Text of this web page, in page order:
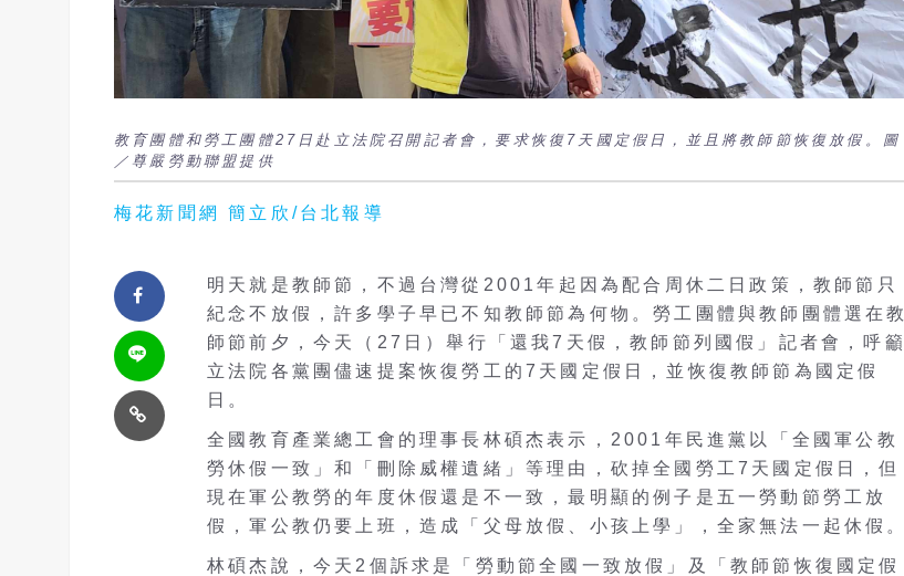
教育團體和勞工團體27日赴立法院召開記者會，要求恢復7天國定假日，並且將教師節恢復放假。圖
／尊嚴勞動聯盟提供
梅花新聞網 簡立欣/台北報導
明天就是教師節，不過台灣從2001年起因為配合周休二日政策，教師節只
紀念不放假，許多學子早已不知教師節為何物。勞工團體與教師團體選在教
師節前夕，今天（27日）舉行「還我7天假，教師節列國假」記者會，呼籲
立法院各黨團儘速提案恢復勞工的7天國定假日，並恢復教師節為國定假
日。
全國教育產業總工會的理事長林碩杰表示，2001年民進黨以「全國軍公教
勞休假一致」和「刪除威權遺緒」等理由，砍掉全國勞工7天國定假日，但
現在軍公教勞的年度休假還是不一致，最明顯的例子是五一勞動節勞工放
假，軍公教仍要上班，造成「父母放假、小孩上學」，全家無法一起休假。
林碩杰說，今天2個訴求是「勞動節全國一致放假」及「教師節恢復國定假